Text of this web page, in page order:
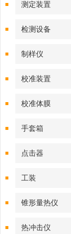
测定装置
检测设备
制样仪
校准装置
校准体膜
手套箱
点击器
工装
锥形量热仪
热冲击仪